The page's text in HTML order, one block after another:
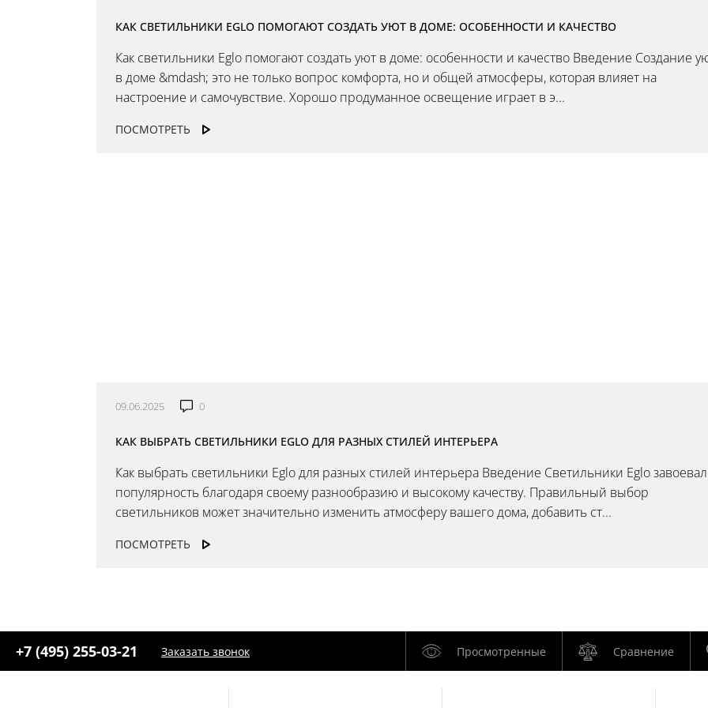
КАК СВЕТИЛЬНИКИ EGLO ПОМОГАЮТ СОЗДАТЬ УЮТ В ДОМЕ: ОСОБЕННОСТИ И КАЧЕСТВО
Как светильники Eglo помогают создать уют в доме: особенности и качество Введение Создание
в доме &mdash; это не только вопрос комфорта, но и общей атмосферы, которая влияет на
настроение и самочувствие. Хорошо продуманное освещение играет в э...
ПОСМОТРЕТЬ
09.06.2025 0
КАК ВЫБРАТЬ СВЕТИЛЬНИКИ EGLO ДЛЯ РАЗНЫХ СТИЛЕЙ ИНТЕРЬЕРА
Как выбрать светильники Eglo для разных стилей интерьера Введение Светильники Eglo
популярность благодаря своему разнообразию и высокому качеству. Правильный выбор
светильников может значительно изменить атмосферу вашего дома, добавить ст...
ПОСМОТРЕТЬ
+7 (495) 255-03-21 Заказать звонок Просмотренные Сравнение